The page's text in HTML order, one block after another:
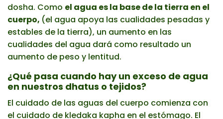
dosha. Como el agua es la base de la tierra en el
cuerpo, (el agua apoya las cualidades pesadas y
estables de la tierra), un aumento en las
cualidades del agua dará como resultado un
aumento de peso y lentitud.
¿Qué pasa cuando hay un exceso de agua
en nuestros dhatus o tejidos?
El cuidado de las aguas del cuerpo comienza con
el cuidado de kledaka kapha en el estómago. El